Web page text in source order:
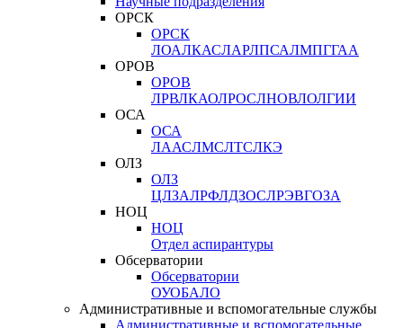
ОРСК
ОРСК
ЛОАЛКАСЛАРЛПСАЛМПГГАА
ОРОВ
ОРОВ
ЛРВЛКАОЛРОСЛНОВЛОЛГИИ
ОСА
ОСА
ЛААСЛМСЛТСЛКЭ
ОЛЗ
ОЛЗ
ЦЛЗАЛРФЛДЗОСЛРЭВГОЗА
НОЦ
НОЦ
Отдел аспирантуры
Обсерватории
Обсерватории
ОУОБАЛО
Административные и вспомогательные службы
Административные и вспомогательные